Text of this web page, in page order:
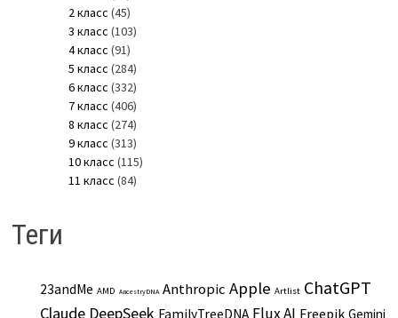
2 класс (45)
3 класс (103)
4 класс (91)
5 класс (284)
6 класс (332)
7 класс (406)
8 класс (274)
9 класс (313)
10 класс (115)
11 класс (84)
Теги
23andMe AMD AncestryDNA Anthropic Apple Artlist ChatGPT
Claude DeepSeek FamilyTreeDNA Flux AI Freepik Gemini